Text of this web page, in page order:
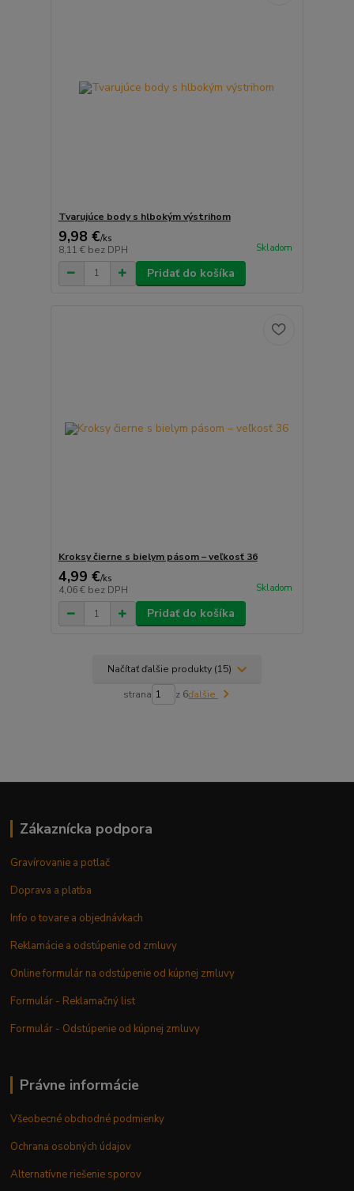
Tvarujúce body s hlbokým výstrihom
9,98 €/ks
8,11 € bez DPH Skladom
Pridať do košíka
Kroksy čierne s bielym pásom – veľkosť 36
4,99 €/ks
4,06 € bez DPH Skladom
Pridať do košíka
Načítať ďalšie produkty (15)
strana z 6ďalšie
Zákaznícka podpora
Gravírovanie a potlač
Doprava a platba
Info o tovare a objednávkach
Reklamácie a odstúpenie od zmluvy
Online formulár na odstúpenie od kúpnej zmluvy
Formulár - Reklamačný list
Formulár - Odstúpenie od kúpnej zmluvy
Právne informácie
Všeobecné obchodné podmienky
Ochrana osobných údajov
Alternatívne riešenie sporov